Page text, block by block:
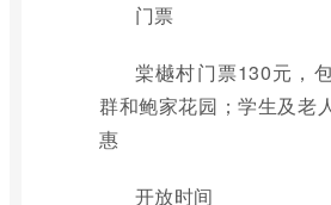
门票
棠樾村门票130元，
群和鲍家花园；学生及老
惠
开放时间